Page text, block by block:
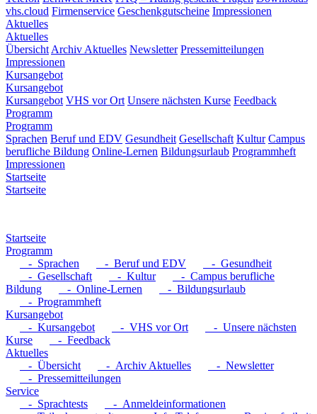
vhs.cloud Firmenservice Geschenkgutscheine Impressionen
Aktuelles
Aktuelles
Übersicht Archiv Aktuelles Newsletter Pressemitteilungen
Impressionen
Kursangebot
Kursangebot
Kursangebot VHS vor Ort Unsere nächsten Kurse Feedback
Programm
Programm
Sprachen Beruf und EDV Gesundheit Gesellschaft Kultur Campus
berufliche Bildung Online-Lernen Bildungsurlaub Programmheft
Impressionen
Startseite
Startseite
Startseite
Programm
- Sprachen
- Beruf und EDV
- Gesundheit
- Gesellschaft
- Kultur
- Campus berufliche
Bildung
- Online-Lernen
- Bildungsurlaub
- Programmheft
Kursangebot
- Kursangebot
- VHS vor Ort
- Unsere nächsten
Kurse
- Feedback
Aktuelles
- Übersicht
- Archiv Aktuelles
- Newsletter
- Pressemitteilungen
Service
- Sprachtests
- Anmeldeinformationen